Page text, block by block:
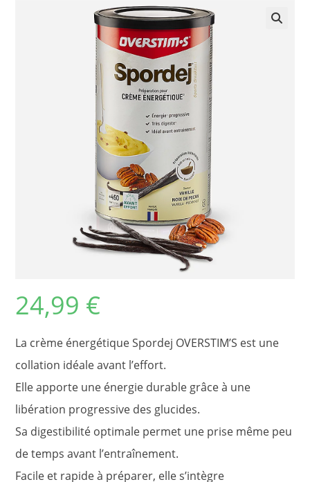
24,99 €
La crème énergétique Spordej OVERSTIM’S est une
collation idéale avant l’effort.
Elle apporte une énergie durable grâce à une
libération progressive des glucides.
Sa digestibilité optimale permet une prise même peu
de temps avant l’entraînement.
Facile et rapide à préparer, elle s’intègre